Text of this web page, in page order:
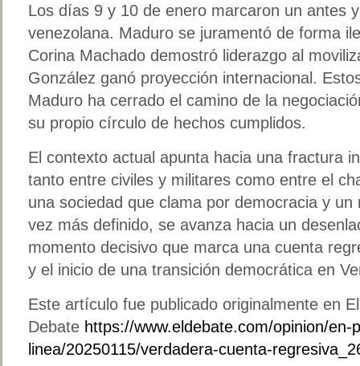
Los días 9 y 10 de enero marcaron un antes
venezolana. Maduro se juramentó de forma
Corina Machado demostró liderazgo al
González ganó proyección internacional.
Maduro ha cerrado el camino de la
su propio círculo de hechos cumplidos.
El contexto actual apunta hacia una fractura
tanto entre civiles y militares como entre el
una sociedad que clama por democracia y
vez más definido, se avanza hacia un
momento decisivo que marca una cuenta
y el inicio de una transición democrática en
Este artículo fue publicado originalmente en El
Debate https://www.eldebate.com/opinion/en-
linea/20250115/verdadera-cuenta-